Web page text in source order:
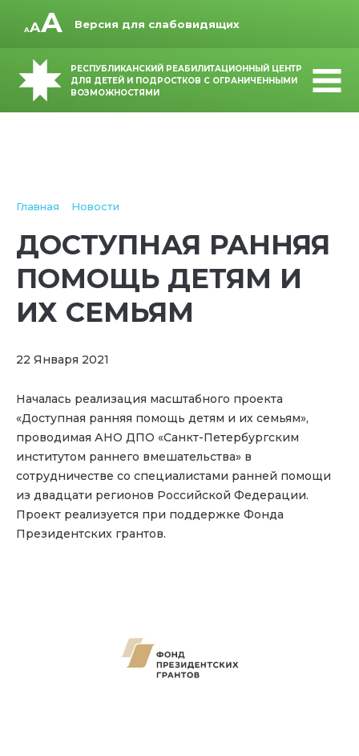
Версия для слабовидящих
РЕСПУБЛИКАНСКИЙ РЕАБИЛИТАЦИОННЫЙ ЦЕНТР
ДЛЯ ДЕТЕЙ И ПОДРОСТКОВ С ОГРАНИЧЕННЫМИ
ВОЗМОЖНОСТЯМИ
Главная Новости
ДОСТУПНАЯ РАННЯЯ
ПОМОЩЬ ДЕТЯМ И
ИХ СЕМЬЯМ
22 Января 2021
Началась реализация масштабного проекта
«Доступная ранняя помощь детям и их семьям»,
проводимая АНО ДПО «Санкт-Петербургским
институтом раннего вмешательства» в
сотрудничестве со специалистами ранней помощи
из двадцати регионов Российской Федерации.
Проект реализуется при поддержке Фонда
Президентских грантов.